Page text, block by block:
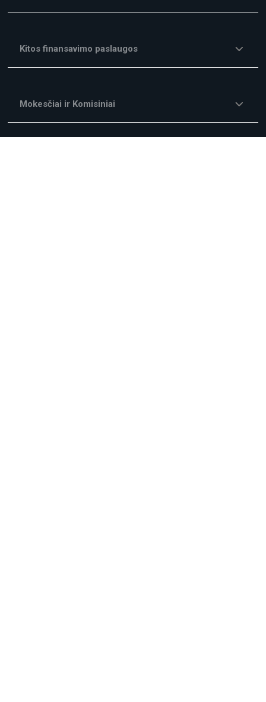
Kitos finansavimo paslaugos
Mokesčiai ir Komisiniai